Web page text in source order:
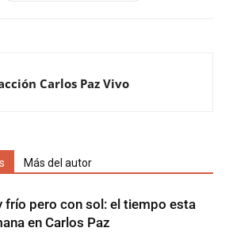
Carlos Paz Vivo
Más del autor
frío pero con sol: el tiempo esta
en Carlos Paz